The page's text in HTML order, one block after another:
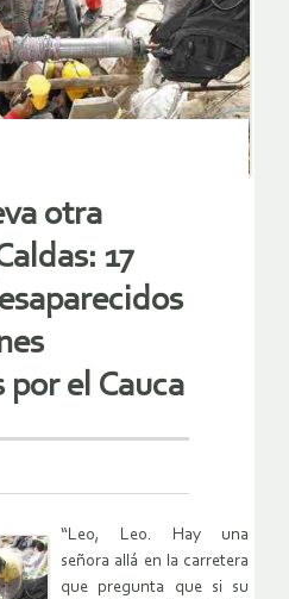
otra
17
el Cauca
“Leo, Leo. Hay una
señora allá en la carretera
que pregunta que si su